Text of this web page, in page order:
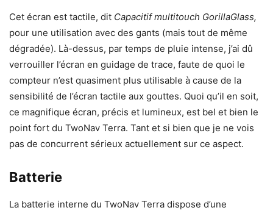
Cet écran est tactile, dit Capacitif multitouch GorillaGlass,
pour une utilisation avec des gants (mais tout de même
dégradée). Là-dessus, par temps de pluie intense, j’ai dû
verrouiller l’écran en guidage de trace, faute de quoi le
compteur n’est quasiment plus utilisable à cause de la
sensibilité de l’écran tactile aux gouttes. Quoi qu’il en soit,
ce magnifique écran, précis et lumineux, est bel et bien le
point fort du TwoNav Terra. Tant et si bien que je ne vois
pas de concurrent sérieux actuellement sur ce aspect.
Batterie
La batterie interne du TwoNav Terra dispose d’une